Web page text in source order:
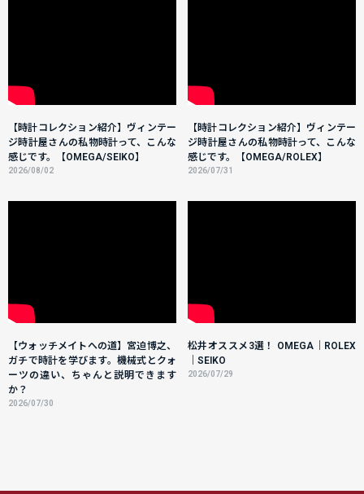
【時計コレクション紹介】ヴィンテー
ジ時計屋さんの私物時計って、こんな
感じです。【OMEGA/SEIKO】
2026/08/02
【時計コレクション紹介】ヴィンテー
ジ時計屋さんの私物時計って、こんな
感じです。【OMEGA/ROLEX】
2026/07/31
【ウォッチメイトへの道】宮迫博之、
ガチで時計を学びます。機械式とクォ
ーツの違い、ちゃんと説明できます
か？
2026/07/30
松井オススメ3選！ OMEGA｜ROLEX
｜SEIKO
2026/07/29